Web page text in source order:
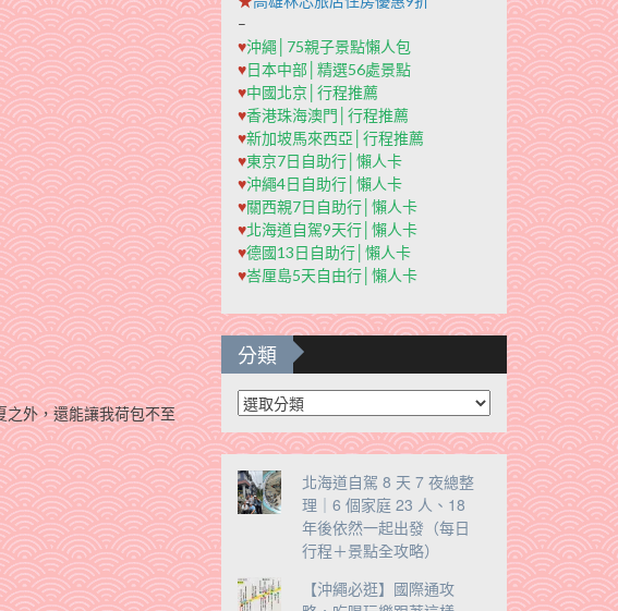
之外，還能讓我荷包不至
–
♥沖繩│75親子景點懶人包
♥日本中部│精選56處景點
♥中國北京│行程推薦
♥香港珠海澳門│行程推薦
♥新加坡馬來西亞│行程推薦
♥東京7日自助行│懶人卡
♥沖繩4日自助行│懶人卡
♥關西親7日自助行│懶人卡
♥北海道自駕9天行│懶人卡
♥德國13日自助行│懶人卡
♥峇厘島5天自由行│懶人卡
分類
分
類
北海道自駕 8 天 7 夜總整
理｜6 個家庭 23 人、18
年後依然一起出發（每日
行程＋景點全攻略）
【沖繩必逛】國際通攻